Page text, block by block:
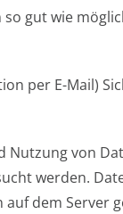
gut wie
per E-Mail)
von
werden.
dem Server